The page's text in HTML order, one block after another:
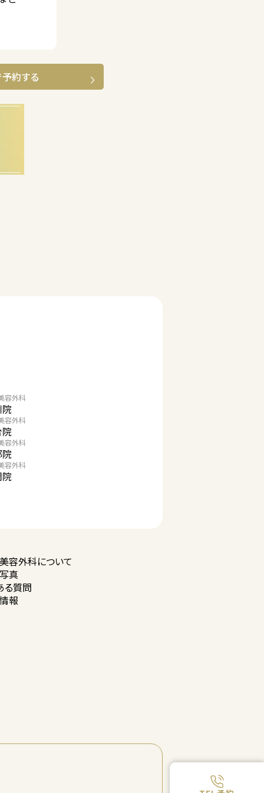
約する
容外科
容外科
容外科
容外科
容外科について
真
る質問
報